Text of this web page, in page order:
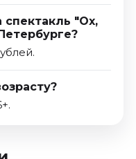
спектакль "Ох,